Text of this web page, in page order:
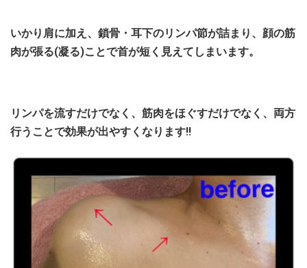
いかり肩に加え、鎖骨・耳下のリンパ節が詰まり、顔の筋
肉が張る(凝る)ことで首が短く見えてしまいます。
リンパを流すだけでなく、筋肉をほぐすだけでなく、両方
行うことで効果が出やすくなります!!